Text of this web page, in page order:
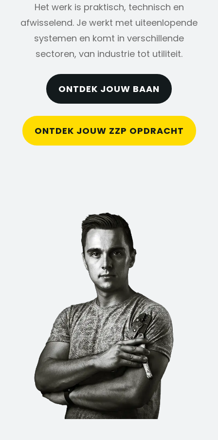
Het werk is praktisch, technisch en
afwisselend. Je werkt met uiteenlopende
systemen en komt in verschillende
sectoren, van industrie tot utiliteit.
ONTDEK JOUW BAAN
ONTDEK JOUW ZZP OPDRACHT